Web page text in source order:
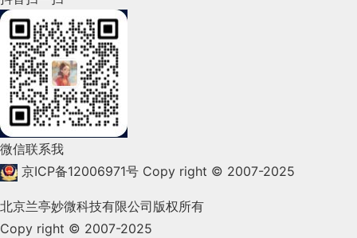
2022年3月(119)
2022年2月(53)
2022年1月(99)
2021年12月(105)
2021年9月(153)
微信联系我
京ICP备12006971号 Copy right © 2007-2025
北京兰亭妙微科技有限公司版权所有
Copy right © 2007-2025